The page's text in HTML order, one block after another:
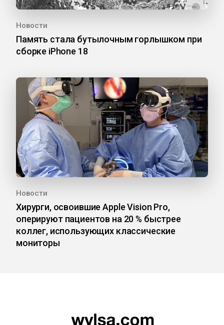
Новости
Память стала бутылочным горлышком при
сборке iPhone 18
Новости
Хирурги, освоившие Apple Vision Pro,
оперируют пациентов на 20 % быстрее
коллег, использующих классические
мониторы